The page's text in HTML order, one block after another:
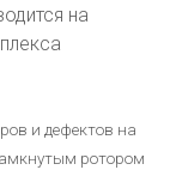
на
и дефектов на
ротором